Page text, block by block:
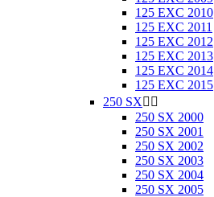
125 EXC 2010
125 EXC 2011
125 EXC 2012
125 EXC 2013
125 EXC 2014
125 EXC 2015
250 SX 
250 SX 2000
250 SX 2001
250 SX 2002
250 SX 2003
250 SX 2004
250 SX 2005